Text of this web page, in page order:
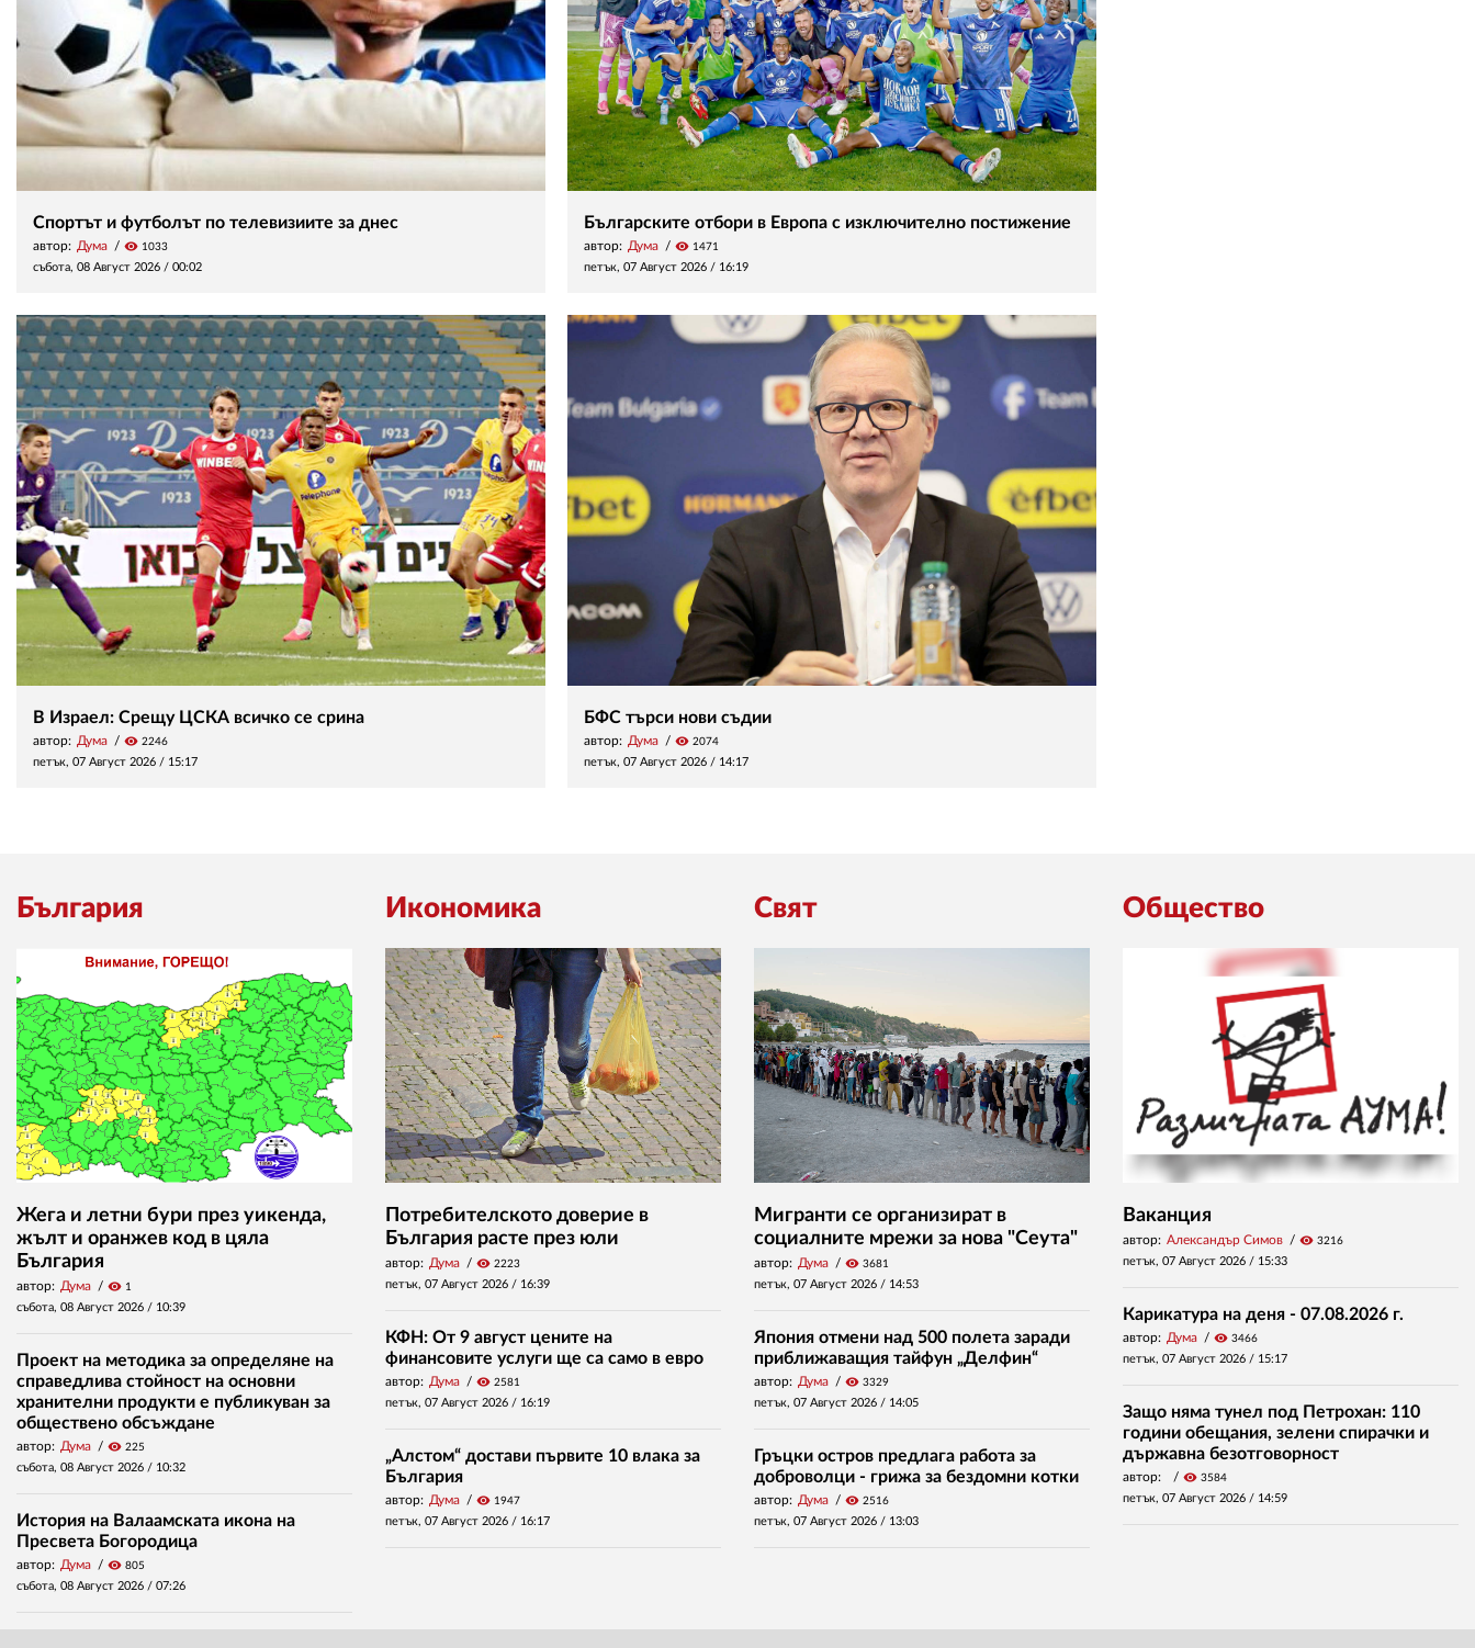
Спортът и футболът по телевизиите за днес
автор: Дума visibility 1033
събота, 08 Август 2026 / 00:02
Българските отбори в Европа с изключително постижение
автор: Дума visibility 1471
петък, 07 Август 2026 / 16:19
В Израел: Срещу ЦСКА всичко се срина
автор: Дума visibility 2246
петък, 07 Август 2026 / 15:17
БФС търси нови съдии
автор: Дума visibility 2074
петък, 07 Август 2026 / 14:17
България
Жега и летни бури през уикенда,
жълт и оранжев код в цяла
България
автор: Дума visibility 1
събота, 08 Август 2026 / 10:39
Проект на методика за определяне на
справедлива стойност на основни
хранителни продукти е публикуван за
обществено обсъждане
автор: Дума visibility 225
събота, 08 Август 2026 / 10:32
История на Валаамската икона на
Пресвета Богородица
автор: Дума visibility 805
събота, 08 Август 2026 / 07:26
Икономика
Потребителското доверие в
България расте през юли
автор: Дума visibility 2223
петък, 07 Август 2026 / 16:39
КФН: От 9 август цените на
финансовите услуги ще са само в евро
автор: Дума visibility 2581
петък, 07 Август 2026 / 16:19
„Алстом“ достави първите 10 влака за
България
автор: Дума visibility 1947
петък, 07 Август 2026 / 16:17
Свят
Мигранти се организират в
социалните мрежи за нова "Сеута"
автор: Дума visibility 3681
петък, 07 Август 2026 / 14:53
Япония отмени над 500 полета заради
приближаващия тайфун „Делфин“
автор: Дума visibility 3329
петък, 07 Август 2026 / 14:05
Гръцки остров предлага работа за
доброволци - грижа за бездомни котки
автор: Дума visibility 2516
петък, 07 Август 2026 / 13:03
Общество
Ваканция
автор: Александър Симов visibility 3216
петък, 07 Август 2026 / 15:33
Карикатура на деня - 07.08.2026 г.
автор: Дума visibility 3466
петък, 07 Август 2026 / 15:17
Защо няма тунел под Петрохан: 110
години обещания, зелени спирачки и
държавна безотговорност
автор: visibility 3584
петък, 07 Август 2026 / 14:59